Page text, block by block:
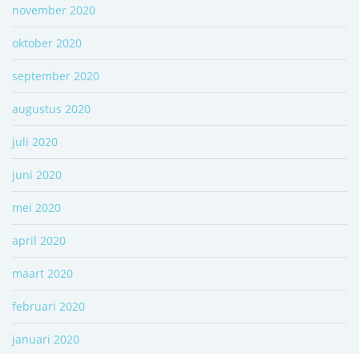
november 2020
oktober 2020
september 2020
augustus 2020
juli 2020
juni 2020
mei 2020
april 2020
maart 2020
februari 2020
januari 2020